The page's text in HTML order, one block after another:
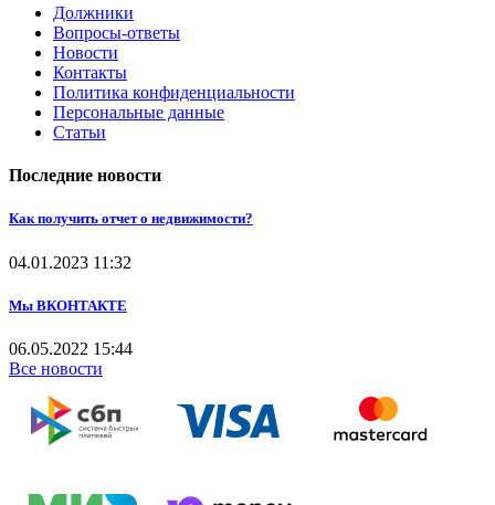
Должники
Вопросы-ответы
Новости
Контакты
Политика конфиденциальности
Персональные данные
Статьи
Последние новости
Как получить отчет о недвижимости?
04.01.2023 11:32
Мы ВКОНТАКТЕ
06.05.2022 15:44
Все новости